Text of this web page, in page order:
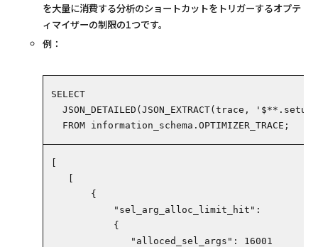
を大量に消費する分析のショートカットをトリガーするオプテ
ィマイザーの制限の1つです。
例：
SELECT
JSON_DETAILED ( JSON_EXTRACT( trace ,
FROM
information_schema . OPTIMIZER_TRACE ;
       {
           "sel_arg_alloc_limit_hit":
           {
              "alloced_sel_args": 16001